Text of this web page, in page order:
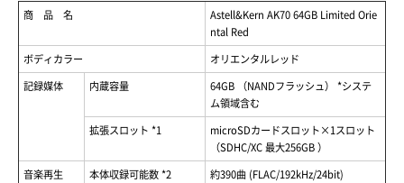
商 品 名
Astell&Kern AK70 64GB Limited Orie
ntal Red
ボディカラー オリエンタルレッド
記録媒体 内蔵容量
64GB （NANDフラッシュ） *システ
ム領域含む
拡張スロット *1
microSDカードスロット×1スロット
（SDHC/XC 最大256GB ）
音楽再生 本体収録可能数 *2
約390曲 (FLAC/192kHz/24bit)